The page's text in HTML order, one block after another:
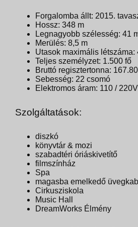
Forgalomba állt: 2015.
Hossz: 348 m
Legnagyobb szélesség: 41
Merülés: 8,5 m
Utasok maximális létszáma:
Teljes személyzet: 1.500 fő
Bruttó regisztertonna:
Sebesség: 22 csomó
Elektromos áram: 110 / 220V
Szolgáltatások:
diszkó
könyvtár & mozi
szabadtéri óriáskivetítő
filmszínház
Spa
magasba emelkedő
Cirkusziskola
Music Hall
DreamWorks Élmény